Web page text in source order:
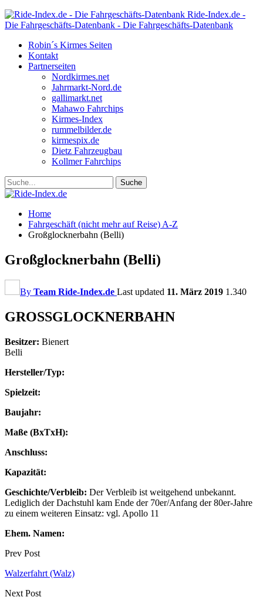
Ride-Index.de -
Die Fahrgeschäfts-Datenbank - Die Fahrgeschäfts-Datenbank
Robin´s Kirmes Seiten
Kontakt
Partnerseiten
Nordkirmes.net
Jahrmarkt-Nord.de
gallimarkt.net
Mahawo Fahrchips
Kirmes-Index
rummelbilder.de
kirmespix.de
Dietz Fahrzeugbau
Kollmer Fahrchips
Home
Fahrgeschäft (nicht mehr auf Reise) A-Z
Großglocknerbahn (Belli)
Großglocknerbahn (Belli)
By Team Ride-Index.de Last updated 11. März 2019 1.340
GROSSGLOCKNERBAHN
Besitzer: Bienert
Belli
Hersteller/Typ:
Spielzeit:
Baujahr:
Maße (BxTxH):
Anschluss:
Kapazität:
Geschichte/Verbleib: Der Verbleib ist weitgehend unbekannt.
Lediglich der Dachstuhl kam Ende der 70er/Anfang der 80er-Jahre
zu einem weiteren Einsatz: vgl. Apollo 11
Ehem. Namen:
Prev Post
Walzerfahrt (Walz)
Next Post